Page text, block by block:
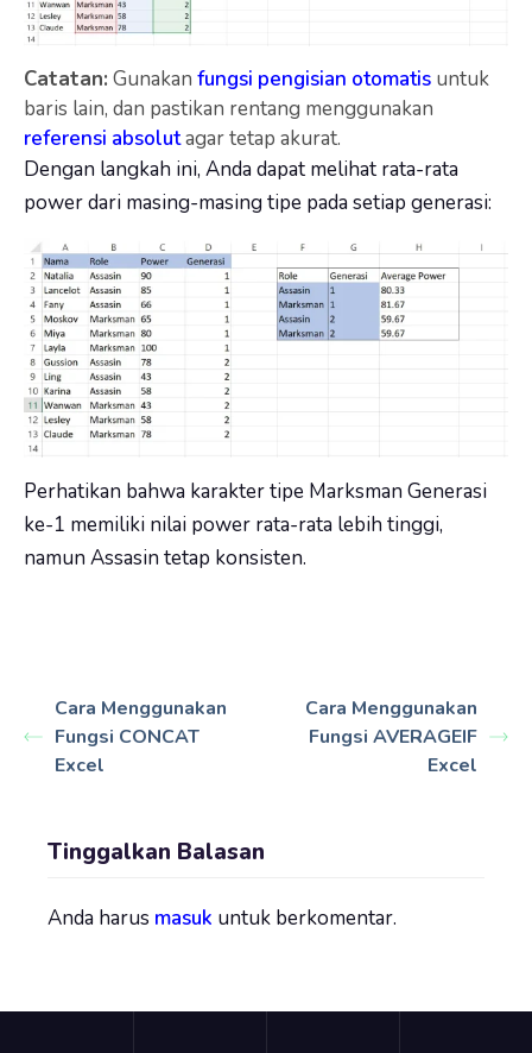
Catatan: Gunakan fungsi pengisian otomatis untuk
baris lain, dan pastikan rentang menggunakan
referensi absolutagar tetap akurat.
Dengan langkah ini, Anda dapat melihat rata-rata
power dari masing-masing tipe pada setiap generasi:
Perhatikan bahwa karakter tipe Marksman Generasi
ke-1 memiliki nilai power rata-rata lebih tinggi,
namun Assasin tetap konsisten.
Cara Menggunakan
Fungsi CONCAT
Excel
Cara Menggunakan
Fungsi AVERAGEIF
Excel
Tinggalkan Balasan
Anda harus masuk untuk berkomentar.